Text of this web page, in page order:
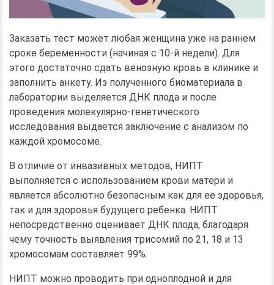
Заказать тест может любая женщина уже на раннем
сроке беременности (начиная с 10-й недели). Для
этого достаточно сдать венозную кровь в клинике и
заполнить анкету. Из полученного биоматериала в
лаборатории выделяется ДНК плода и после
проведения молекулярно-генетического
исследования выдается заключение с анализом по
каждой хромосоме.
В отличие от инвазивных методов, НИПТ
выполняется с использованием крови матери и
является абсолютно безопасным как для ее здоровья,
так и для здоровья будущего ребенка. НИПТ
непосредственно оценивает ДНК плода, благодаря
чему точность выявления трисомий по 21, 18 и 13
хромосомам составляет 99%.
НИПТ можно проводить при одноплодной и для